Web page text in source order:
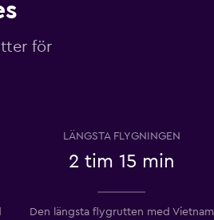
för
LÄNGSTA FLYGNINGEN
2 tim 15 min
Den längsta flygrutten med Vietnam